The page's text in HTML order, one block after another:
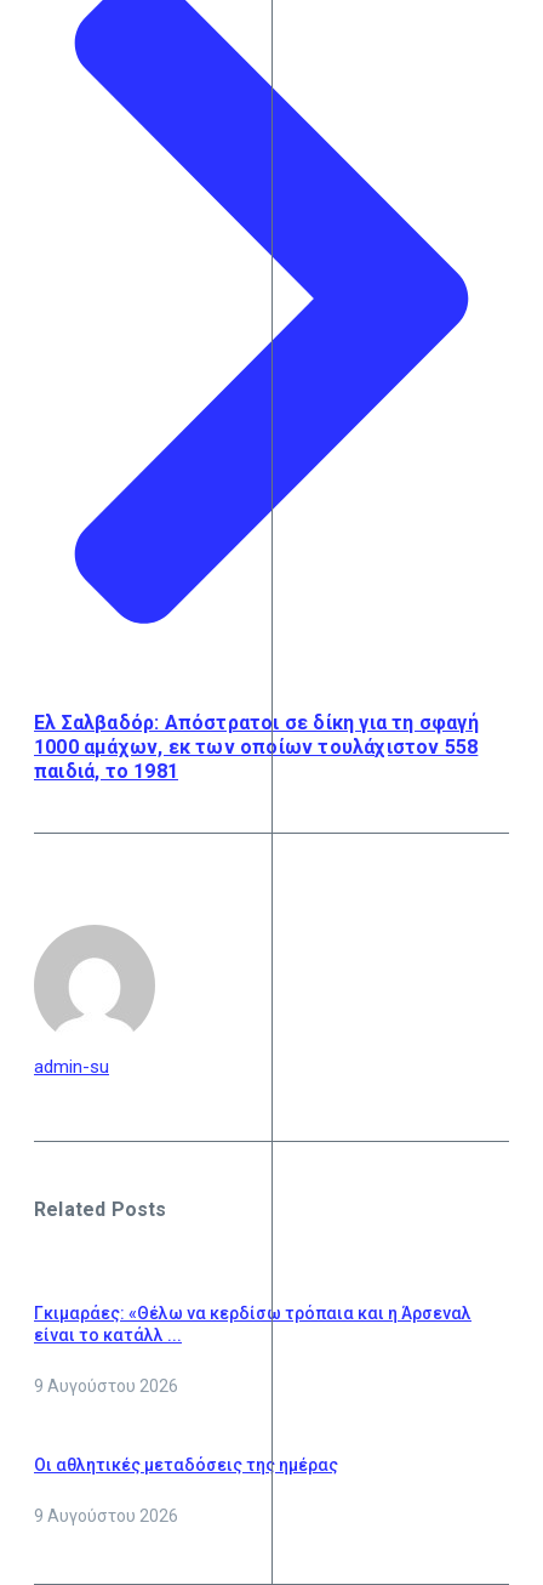
Ελ Σαλβαδόρ: Απόστρατοι σε δίκη για τη σφαγή
1000 αμάχων, εκ των οποίων τουλάχιστον 558
παιδιά, το 1981
admin-su
Related Posts
Γκιμαράες: «Θέλω να κερδίσω τρόπαια και η Άρσεναλ
είναι το κατάλλ ...
9 Αυγούστου 2026
Οι αθλητικές μεταδόσεις της ημέρας
9 Αυγούστου 2026